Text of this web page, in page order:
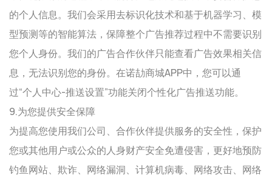
的个人信息。我们会采用去标识化技术和基于机器学习、模
型预测等的智能算法，保障整个广告推荐过程中不需要识别
您个人身份。我们的广告合作伙伴只能查看广告效果相关信
息，无法识别您的身份。在诺劼商城APP中，您可以通
过“个人中心-推送设置”功能关闭个性化广告推送功能。
9.为您提供安全保障
为提高您使用我们公司、合作伙伴提供服务的安全性，保护
您或其他用户或公众的人身财产安全免遭侵害，更好地预防
钓鱼网站、欺诈、网络漏洞、计算机病毒、网络攻击、网络